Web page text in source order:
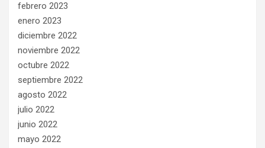
febrero 2023
enero 2023
diciembre 2022
noviembre 2022
octubre 2022
septiembre 2022
agosto 2022
julio 2022
junio 2022
mayo 2022